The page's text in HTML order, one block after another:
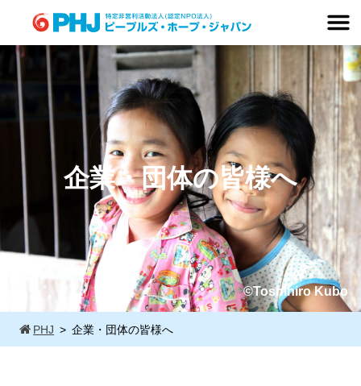
content
©Toshihiro Kubo
企業・団体の皆様へ
PHJ 企業・団体の皆様へ